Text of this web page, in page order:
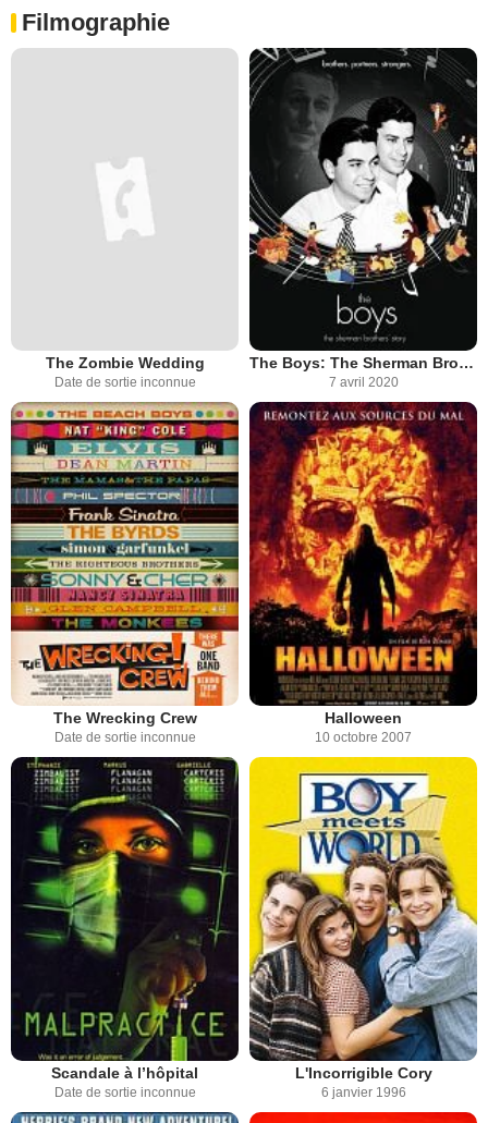
Filmographie
The Zombie Wedding
Date de sortie inconnue
The Boys: The Sherman Brothers' Story
7 avril 2020
The Wrecking Crew
Date de sortie inconnue
Halloween
10 octobre 2007
Scandale à l’hôpital
Date de sortie inconnue
L'Incorrigible Cory
6 janvier 1996